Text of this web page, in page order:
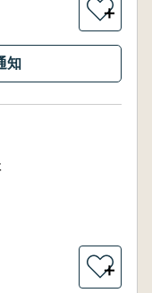
＋
知
＋